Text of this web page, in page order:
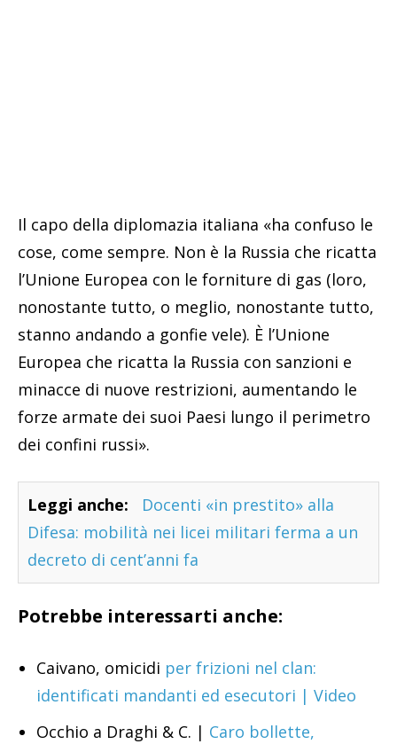
Il capo della diplomazia italiana «ha confuso le
cose, come sempre. Non è la Russia che ricatta
l’Unione Europea con le forniture di gas (loro,
nonostante tutto, o meglio, nonostante tutto,
stanno andando a gonfie vele). È l’Unione
Europea che ricatta la Russia con sanzioni e
minacce di nuove restrizioni, aumentando le
forze armate dei suoi Paesi lungo il perimetro
dei confini russi».
Leggi anche:
Docenti «in prestito» alla
Difesa: mobilità nei licei militari ferma a un
decreto di cent’anni fa
Potrebbe interessarti anche:
Caivano, omicidi per frizioni nel clan:
identificati mandanti ed esecutori | Video
Occhio a Draghi & C. | Caro bollette,